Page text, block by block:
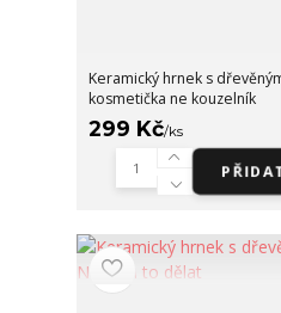
Keramický hrnek s
kosmetička ne kouzelník
299 Kč/ks